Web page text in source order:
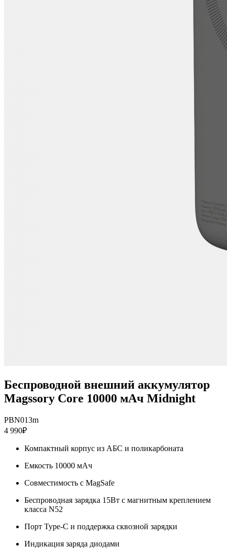
Беспроводной внешний аккумулятор
Magssory Core 10000 мАч Midnight
PBN013m
4 990₽
Компактный корпус из АБС и поликарбоната
Емкость 10000 мАч
Совместимость с MagSafe
Беспроводная зарядка 15Вт с магнитным креплением
класса N52
Порт Type-C и поддержка сквозной зарядки
Индикация заряда диодами